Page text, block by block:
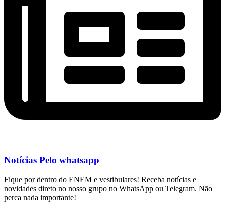
Notícias Pelo whatsapp
Fique por dentro do ENEM e vestibulares! Receba notícias e
novidades direto no nosso grupo no WhatsApp ou Telegram. Não
perca nada importante!